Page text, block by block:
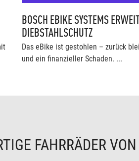
BOSCH EBIKE SYSTEMS
DIEBSTAHLSCHUTZ
Das eBike ist gestohlen – zurück
und ein finanzieller Schaden. ...
FAHRRÄDER